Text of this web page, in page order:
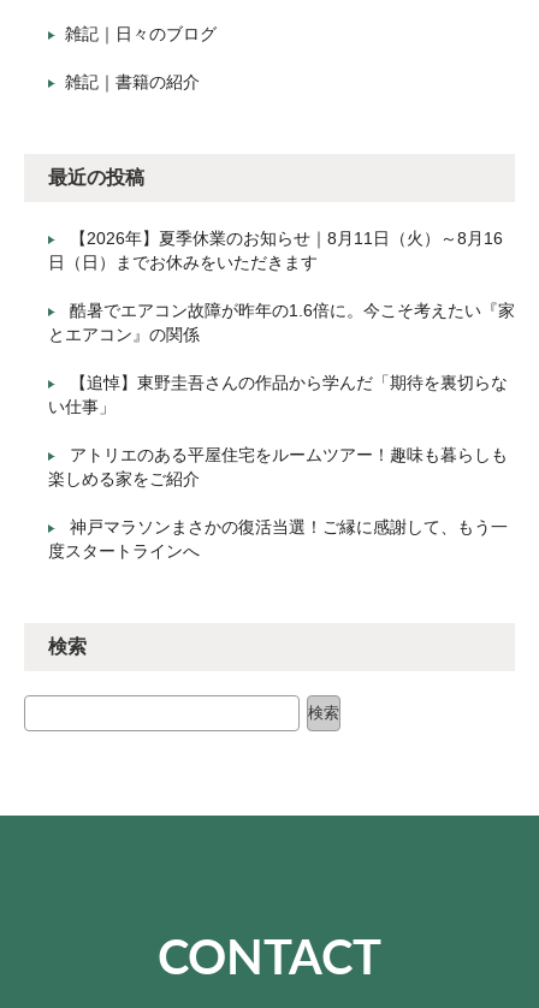
雑記｜日々のブログ
雑記｜書籍の紹介
最近の投稿
【2026年】夏季休業のお知らせ｜8月11日（火）～8月16
日（日）までお休みをいただきます
酷暑でエアコン故障が昨年の1.6倍に。今こそ考えたい『家
とエアコン』の関係
【追悼】東野圭吾さんの作品から学んだ「期待を裏切らな
い仕事」
アトリエのある平屋住宅をルームツアー！趣味も暮らしも
楽しめる家をご紹介
神戸マラソンまさかの復活当選！ご縁に感謝して、もう一
度スタートラインへ
検索
検索
検索
CONTACT